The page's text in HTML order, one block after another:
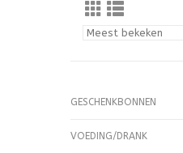
GESCHENKBONNEN
VOEDING/DRANK